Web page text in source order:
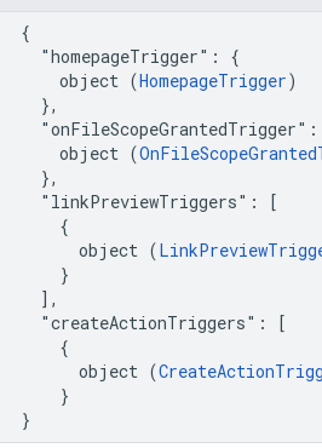
  {
    "homepageTrigger": {
      object (
HomepageTrigger)
    },
"onFileScopeGrantedTrigger":
      object (
    },
    "linkPreviewTriggers": [
      {
        object (
      }
    ],
    "createActionTriggers": [
      {
        object (
      }
  }